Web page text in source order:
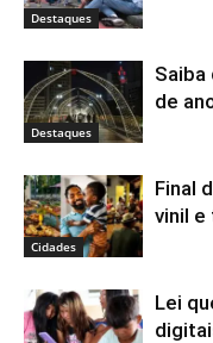
Destaques
Destaques
Saiba
de
Cidades
Final
vinil e
Lei